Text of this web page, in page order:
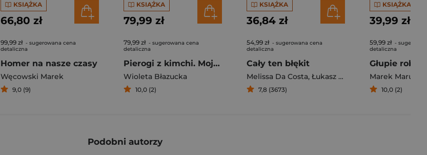
KSIĄŻKA
66,80 zł
99,99 zł - sugerowana cena
detaliczna
Homer na nasze czasy
Węcowski Marek
9,0 (9)
KSIĄŻKA
79,99 zł
79,99 zł - sugerowana cena
detaliczna
Pierogi z kimchi. Moje ulubione azjatyckie przepisy - książka z autografem
Wioleta Błazucka
10,0 (2)
KSIĄŻKA
36,84 zł
54,99 zł - sugerowana cena
detaliczna
Cały ten błękit
Melissa Da Costa, Łukasz Müller
7,8 (3673)
KSIĄŻKA
39,99 zł
59,99 zł -
detaliczna
Marek
10,0 (2)
Podobni autorzy